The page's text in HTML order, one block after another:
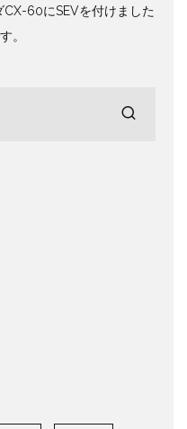
60にSEVを付けました
。